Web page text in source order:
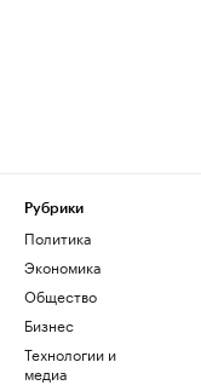
Рубрики
Политика
Экономика
Общество
Бизнес
Технологии и
медиа